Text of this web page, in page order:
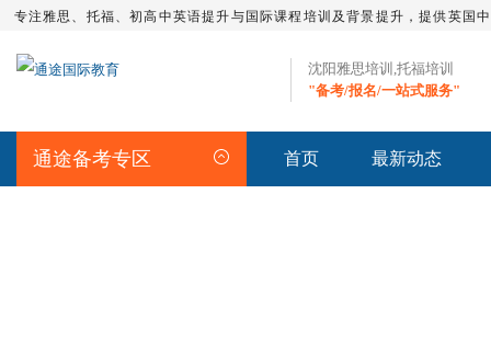
专注雅思、托福、初高中英语提升与国际课程培训及背景提升，提供英国
沈阳雅思培训,托福培训
"备考/报名/一站式服务"
通途备考专区 首页 最新动态